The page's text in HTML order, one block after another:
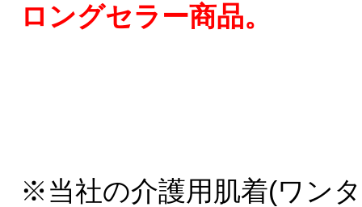
ロングセラー商品。
※当社の介護用肌着(ワン